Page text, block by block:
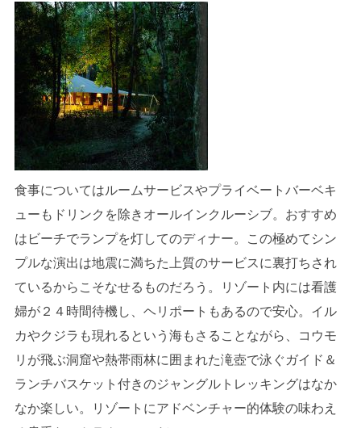
食事についてはルームサービスやプライベートバーベキ
ューもドリンクを除きオールインクルーシブ。おすすめ
はビーチでランプを灯してのディナー。この極めてシン
プルな演出は地震に満ちた上質のサービスに裏打ちされ
ているからこそなせるものだろう。リゾート内には看護
婦が２４時間待機し、ヘリポートもあるので安心。イル
カやクジラも現れるという海もさることながら、コウモ
リが飛ぶ洞窟や熱帯雨林に囲まれた滝壺で泳ぐガイド＆
ランチバスケット付きのジャングルトレッキングはなか
なか楽しい。リゾートにアドベンチャー的体験の味わえ